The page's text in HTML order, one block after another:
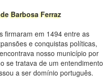
Barbosa Ferraz
firmaram em 1494 entre as
e conquistas políticas,
nosso município por
se tratava de um entendimento
a ser domínio português.